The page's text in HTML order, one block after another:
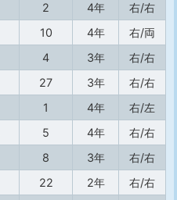
2 4年
右/右
10 4年
右/両
4 3年
右/右
27 3年
右/右
1 4年
右/左
5 4年
右/右
8 3年
右/右
22 2年
右/右